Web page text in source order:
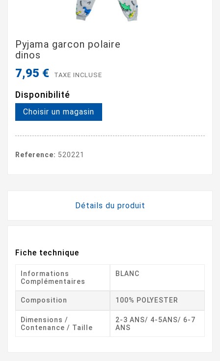
Pyjama garcon polaire
dinos
7,95 € TAXE INCLUSE
Disponibilité
Choisir un magasin
Reference: 520221
Détails du produit
Fiche technique
Informations
Complémentaires
BLANC
Composition 100% POLYESTER
Dimensions /
Contenance / Taille
2-3 ANS/ 4-5ANS/ 6-7
ANS